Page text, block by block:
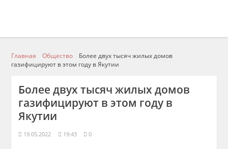
Главная Общество
Более двух тысяч жилых домов
газифицируют в этом году в Якутии
Более двух тысяч жилых домов
газифицируют в этом году в
Якутии
19.05.2022 19:43 0